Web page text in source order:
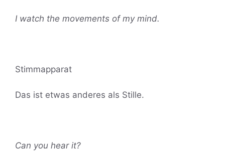
I watch the movements of my mind.
Stimmapparat
Das ist etwas anderes als Stille.
Can you hear it?